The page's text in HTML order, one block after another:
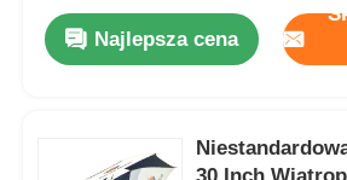
Wszystkie przypadki
parasole golfowe
Najlepsza cena
30 Inch